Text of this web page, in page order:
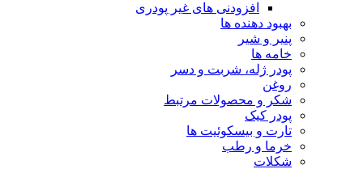
افزودنی های غیر پودری
بهبود دهنده ها
پنیر و شیر
خامه ها
پودر ژله، شربت و دسر
روغن
شکر و محصولات مرتبط
پودر کیک
تارت و بیسکوئیت ها
خرما و رطب
شکلات